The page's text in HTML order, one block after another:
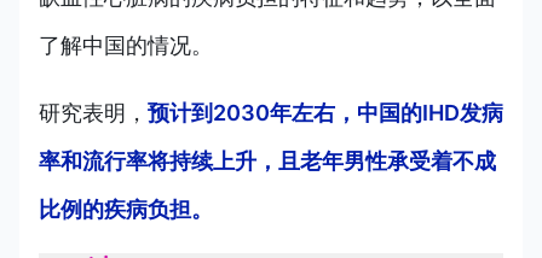
了解中国的情况。
研究表明， 预计到2030年左右，中国的IHD发病
率和流行率将持续上升，且老年男性承受着不成
比例的疾病负担。